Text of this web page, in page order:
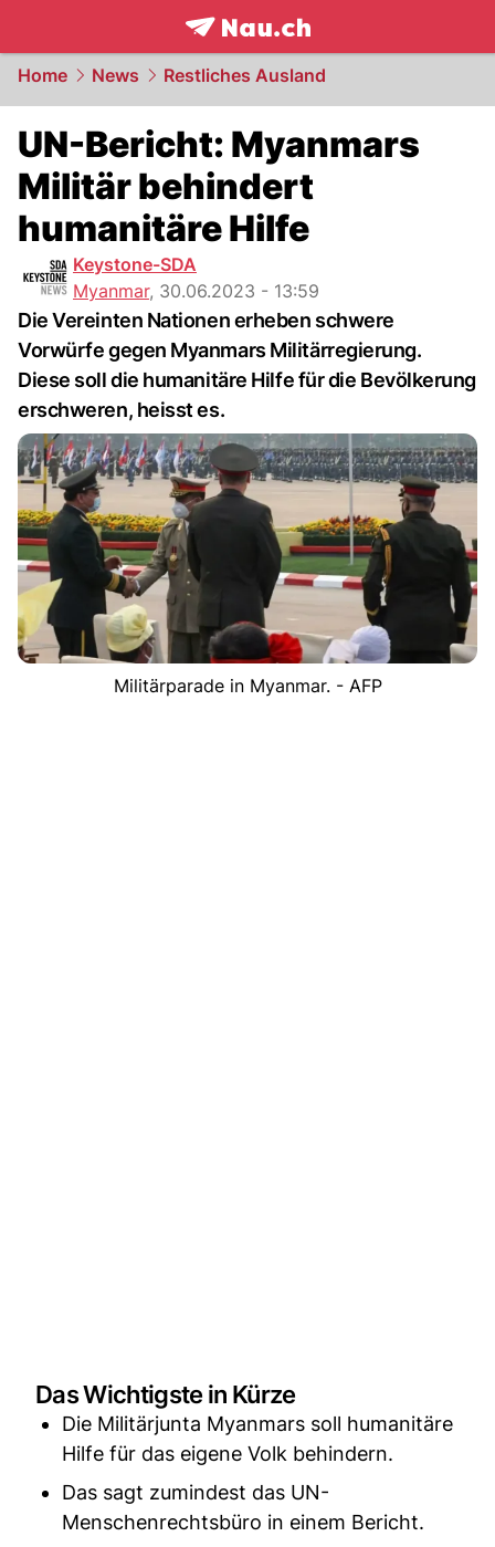
frontpage.NAU.ch
Home News Restliches Ausland
UN-Bericht: Myanmars
Militär behindert
humanitäre Hilfe
Keystone-SDA
Myanmar, 30.06.2023 - 13:59
Die Vereinten Nationen erheben schwere
Vorwürfe gegen Myanmars Militärregierung.
Diese soll die humanitäre Hilfe für die Bevölkerung
erschweren, heisst es.
Militärparade in Myanmar. - AFP
Das Wichtigste in Kürze
Die Militärjunta Myanmars soll humanitäre
Hilfe für das eigene Volk behindern.
Das sagt zumindest das UN-
Menschenrechtsbüro in einem Bericht.